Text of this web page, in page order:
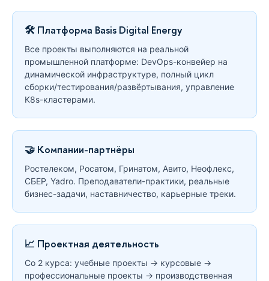
🛠 Платформа Basis Digital Energy
Все проекты выполняются на реальной
промышленной платформе: DevOps-конвейер на
динамической инфраструктуре, полный цикл
сборки/тестирования/развёртывания, управление
K8s-кластерами.
🤝 Компании-партнёры
Ростелеком, Росатом, Гринатом, Авито, Неофлекс,
СБЕР, Yadro. Преподаватели-практики, реальные
бизнес-задачи, наставничество, карьерные треки.
📈 Проектная деятельность
Со 2 курса: учебные проекты → курсовые →
профессиональные проекты → производственная